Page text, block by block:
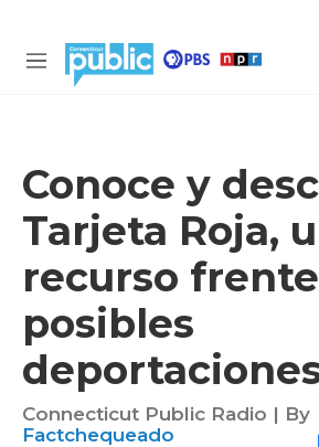
M
Conoce y
Tarjeta Roja,
recurso
posibles
Connecticut Public Radio | By
Factchequeado